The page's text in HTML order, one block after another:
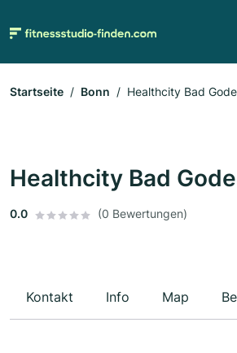
Startseite Bonn Healthcity Bad
Healthcity Bad
0.0 (0 Bewertungen)
Kontakt Info Map